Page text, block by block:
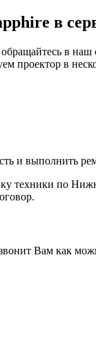
в
обращайтесь в
проектор в
и выполнить
техники по
Вам как